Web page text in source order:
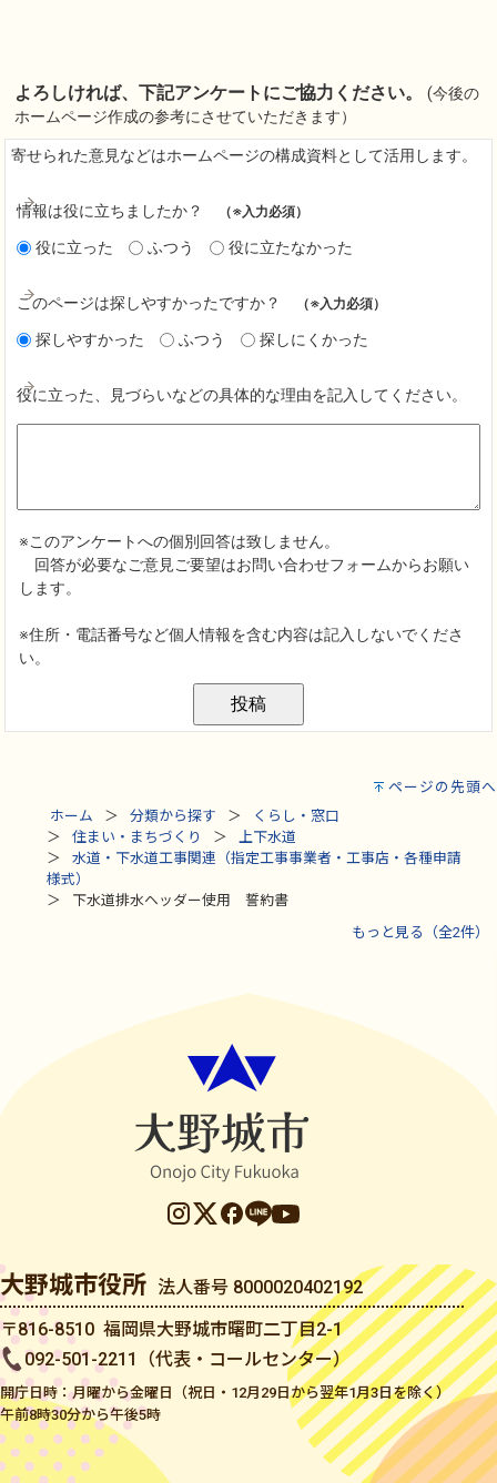
ページの先頭へ
ホーム
分類から探す
くらし・窓口
住まい・まちづくり
上下水道
水道・下水道工事関連（指定工事事業者・工事店・各種申請
様式）
下水道排水ヘッダー使用 誓約書
もっと見る（全2件）
大野城市役所 法人番号 8000020402192
〒816-8510 福岡県大野城市曙町二丁目2-1
092-501-2211（代表・コールセンター）
開庁日時：月曜から金曜日（祝日・12月29日から翌年1月3日を除く）
午前8時30分から午後5時